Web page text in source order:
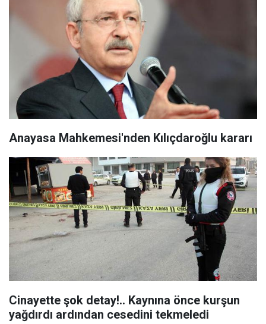
Anayasa Mahkemesi'nden Kılıçdaroğlu kararı
Cinayette şok detay!.. Kaynına önce kurşun
yağdırdı ardından cesedini tekmeledi